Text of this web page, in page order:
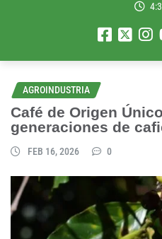
AGROINDUSTRIA
Café de Origen
generaciones de
FEB 16, 2026 0